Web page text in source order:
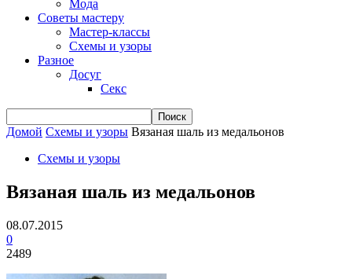
Мода
Советы мастеру
Мастер-классы
Схемы и узоры
Разное
Досуг
Секс
Домой Схемы и узоры Вязаная шаль из медальонов
Схемы и узоры
Вязаная шаль из медальонов
08.07.2015
0
2489